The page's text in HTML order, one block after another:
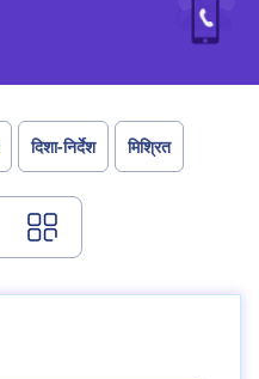
दिशा-निर्देश मिश्रित